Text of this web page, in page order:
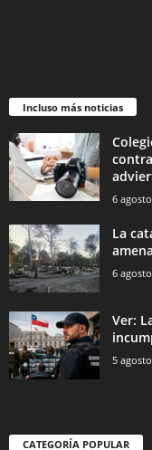
Incluso más noticias
6
La
6
Ver:
5
CATEGORÍA POPULAR